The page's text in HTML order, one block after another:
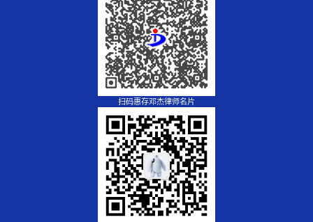
扫码惠存邓杰律师名片